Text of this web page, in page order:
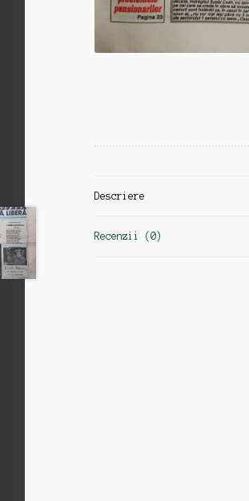
Descriere
Recenzii (0)